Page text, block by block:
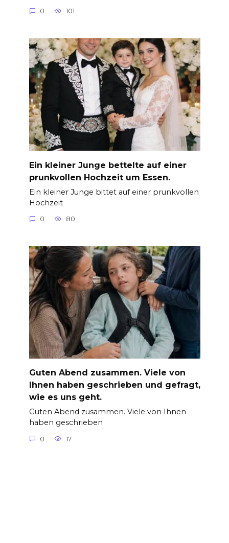
0 101
Ein kleiner Junge bettelte auf einer
prunkvollen Hochzeit um Essen.
Ein kleiner Junge bittet auf einer prunkvollen
Hochzeit
0 80
Guten Abend zusammen. Viele von
Ihnen haben geschrieben und gefragt,
wie es uns geht.
Guten Abend zusammen. Viele von Ihnen
haben geschrieben
0 17